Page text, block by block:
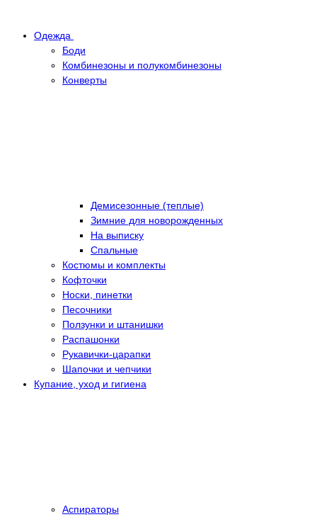
Одежда
Боди
Комбинезоны и полукомбинезоны
Конверты
Демисезонные (теплые)
Зимние для новорожденных
На выписку
Спальные
Костюмы и комплекты
Кофточки
Носки, пинетки
Песочники
Ползунки и штанишки
Распашонки
Рукавички-царапки
Шапочки и чепчики
Купание, уход и гигиена
Аспираторы